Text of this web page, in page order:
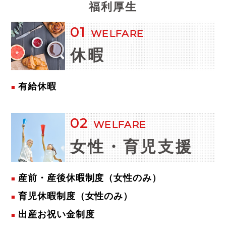
福利厚生
01 WELFARE
休暇
有給休暇
02 WELFARE
女性・育児支援
産前・産後休暇制度（女性のみ）
育児休暇制度（女性のみ）
出産お祝い金制度